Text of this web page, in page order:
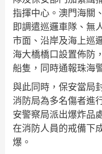
指揮中心。澳門海關
即調遣巡邏車隊、無
市面、沿岸及海上巡
海大橋橋口設置佈防
船隻，同時通報珠海
與此同時，保安當局
消防局為多名傷者進
安警察局派出爆炸品
在消防人員的戒備下
爆。